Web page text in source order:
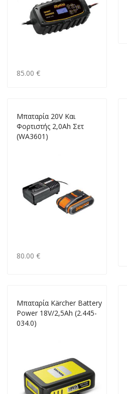
85.00 €
Μπαταρία 20V Και
Φορτιστής 2,0Ah Σετ
(WA3601)
80.00 €
Μπαταρία Kärcher Battery
Power 18V/2,5Ah (2.445-
034.0)